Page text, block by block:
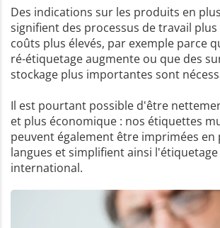
Des indications sur les produits en
signifient des processus de travail plus
coûts plus élevés, par exemple parce
ré-étiquetage augmente ou que des
stockage plus importantes sont
Il est pourtant possible d'être
et plus économique : nos étiquettes
peuvent également être imprimées en
langues et simplifient ainsi
international.